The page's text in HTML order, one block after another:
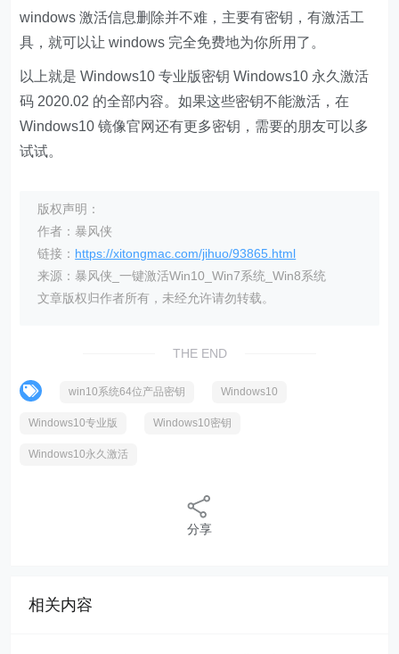
windows 激活信息删除并不难，主要有密钥，有激活工
具，就可以让 windows 完全免费地为你所用了。
以上就是 Windows10 专业版密钥 Windows10 永久激活
码 2020.02 的全部内容。如果这些密钥不能激活，在
Windows10 镜像官网还有更多密钥，需要的朋友可以多
试试。
版权声明：
作者：暴风侠
链接： https://xitongmac.com/jihuo/93865.html
来源：暴风侠_一键激活Win10_Win7系统_Win8系统
文章版权归作者所有，未经允许请勿转载。
THE END
win10系统64位产品密钥 Windows10
Windows10专业版 Windows10密钥
Windows10永久激活
分享
相关内容